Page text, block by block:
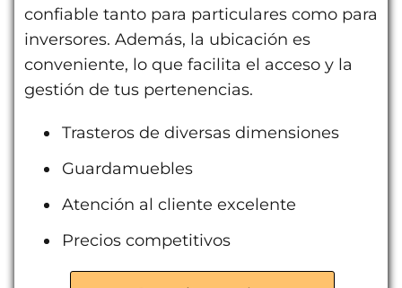
confiable tanto para particulares como para
inversores. Además, la ubicación es
conveniente, lo que facilita el acceso y la
gestión de tus pertenencias.
Trasteros de diversas dimensiones
Guardamuebles
Atención al cliente excelente
Precios competitivos